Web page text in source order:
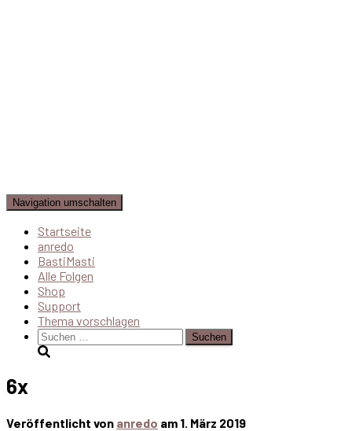
Navigation umschalten
Startseite
anredo
BastiMasti
Alle Folgen
Shop
Support
Thema vorschlagen
Suchen
nach:
6x
Veröffentlicht von anredo am 1. März 2019